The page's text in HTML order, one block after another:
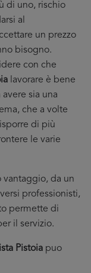
di uno, rischio
al
un prezzo
bisogno.
con che
lavorare è bene
sia una
che a volte
di più
le varie
vantaggio, da un
professionisti,
permette di
il servizio.
Pistoia puo